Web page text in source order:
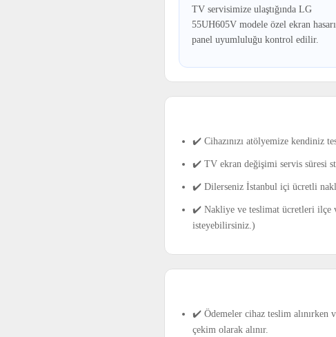
TV servisimize ulaştığında LG
55UH605V modele özel ekran
panel uyumluluğu kontrol edilir.
✔️ Cihazınızı atölyemize kendiniz
✔️ TV ekran değişimi servis süresi
✔️ Dilerseniz İstanbul içi ücretli
✔️ Nakliye ve teslimat ücretleri ilçe
isteyebilirsiniz.)
✔️ Ödemeler cihaz teslim alınırken
çekim olarak alınır.